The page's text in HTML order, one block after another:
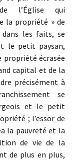
l’Église qui
la propriété » de
les faits, se
le petit paysan,
écrasée
capital et de la
précisément à
se
et le petit
; l’essor de
la pauvreté et la
de vie de la
de plus en plus,